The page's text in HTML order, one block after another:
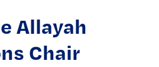
Allayah
Chair